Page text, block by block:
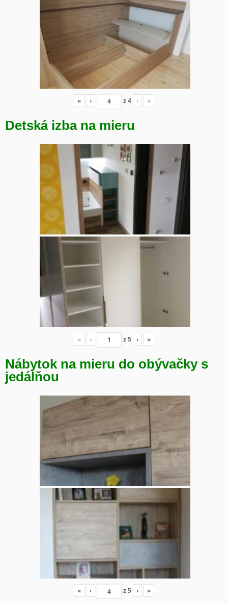
« ‹ z4 › »
Detská izba na mieru
« ‹ z5 › »
Nábytok na mieru do obývačky s
jedálňou
« ‹ z5 › »